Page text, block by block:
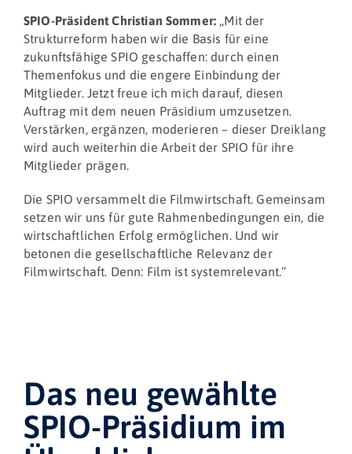
SPIO-Präsident Christian Sommer: „Mit der
Strukturreform haben wir die Basis für eine
zukunftsfähige SPIO geschaffen: durch einen
Themenfokus und die engere Einbindung der
Mitglieder. Jetzt freue ich mich darauf, diesen
Auftrag mit dem neuen Präsidium umzusetzen.
Verstärken, ergänzen, moderieren – dieser Dreiklang
wird auch weiterhin die Arbeit der SPIO für ihre
Mitglieder prägen.
Die SPIO versammelt die Filmwirtschaft. Gemeinsam
setzen wir uns für gute Rahmenbedingungen ein, die
wirtschaftlichen Erfolg ermöglichen. Und wir
betonen die gesellschaftliche Relevanz der
Filmwirtschaft. Denn: Film ist systemrelevant.“
Das neu gewählte
SPIO-Präsidium im